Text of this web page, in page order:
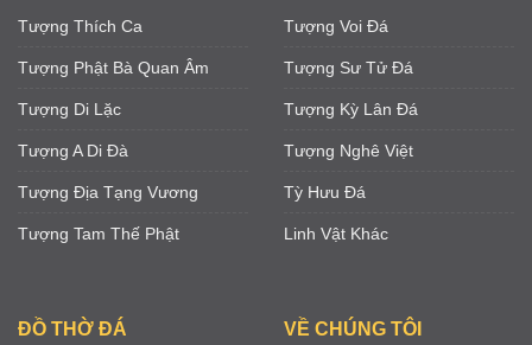
Tượng Thích Ca
Tượng Phật Bà Quan Âm
Tượng Di Lặc
Tượng A Di Đà
Tượng Địa Tạng Vương
Tượng Tam Thế Phật
Tượng Voi Đá
Tượng Sư Tử Đá
Tượng Kỳ Lân Đá
Tượng Nghê Việt
Tỳ Hưu Đá
Linh Vật Khác
ĐỒ THỜ ĐÁ VỀ CHÚNG TÔI